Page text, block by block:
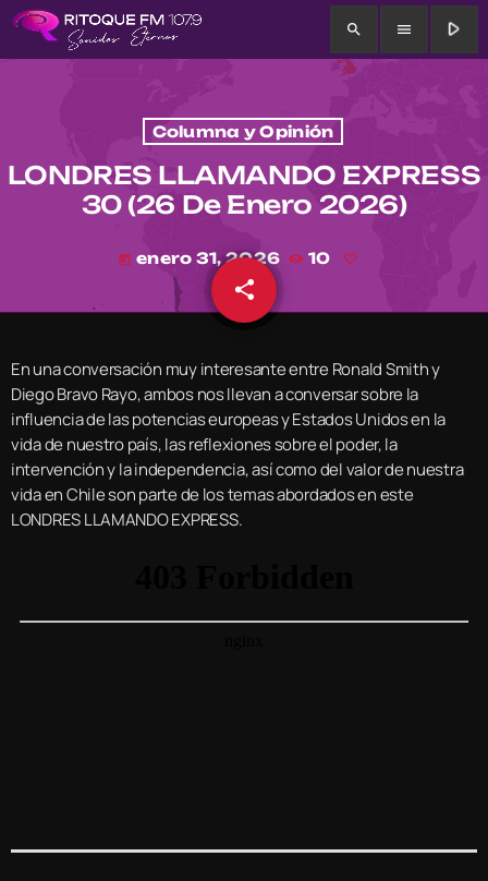
search menu play_arrow
Columna y Opinión
LONDRES LLAMANDO EXPRESS
30 (26 De Enero 2026)
today enero 31, 2026 10
share
email
En una conversación muy interesante entre Ronald Smith y
Diego Bravo Rayo, ambos nos llevan a conversar sobre la
influencia de las potencias europeas y Estados Unidos en la
vida de nuestro país, las reflexiones sobre el poder, la
intervención y la independencia, así como del valor de nuestra
vida en Chile son parte de los temas abordados en este
LONDRES LLAMANDO EXPRESS.